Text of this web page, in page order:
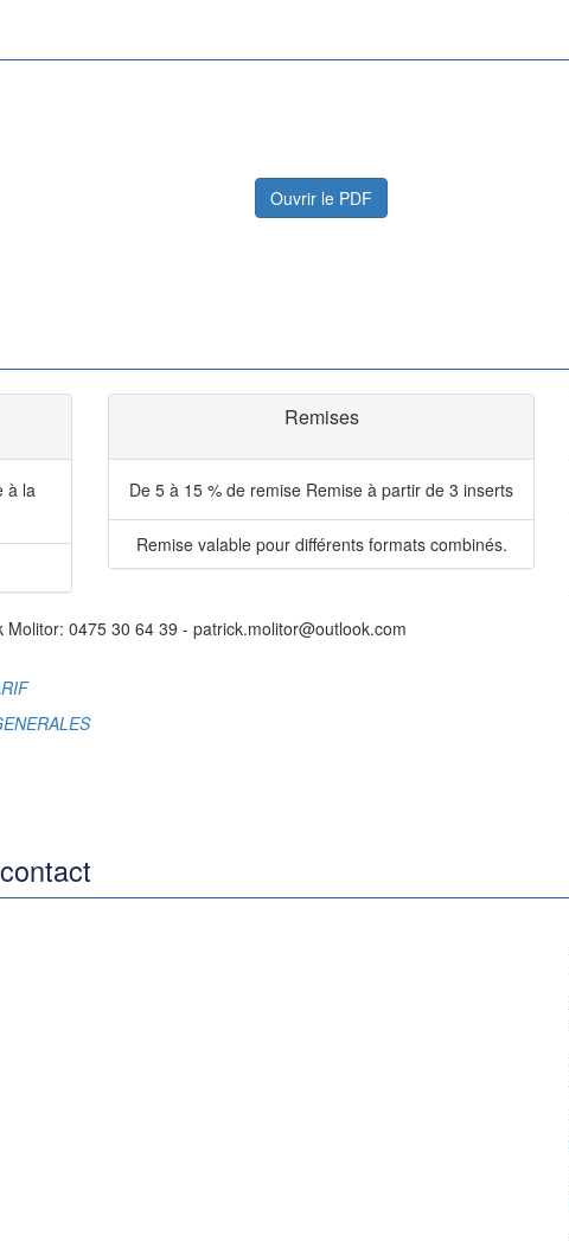
Ouvrir le PDF
à la
Remises
De 5 à 15 % de remise Remise à partir de 3 inserts
Remise valable pour différents formats combinés.
0475 30 64 39 - patrick.molitor@outlook.com